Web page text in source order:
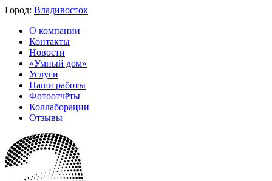
Город: Владивосток
О компании
Контакты
Новости
«Умный дом»
Услуги
Наши работы
Фотоотчёты
Коллаборации
Отзывы